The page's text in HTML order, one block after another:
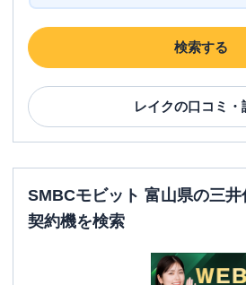
検索する
レイクの口コミ・
SMBCモビット 富山県の三
契約機を検索